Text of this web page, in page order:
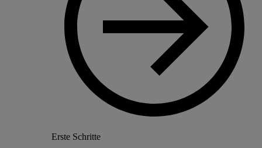
Erste Schritte